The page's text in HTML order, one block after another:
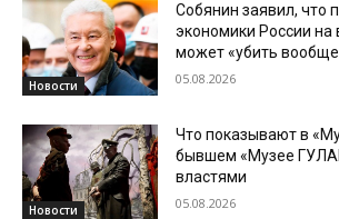
Новости
Собянин заявил, что
экономики России
может «убить вообще
05.08.2026
Новости
Что показывают в
бывшем «Музее
властями
05.08.2026